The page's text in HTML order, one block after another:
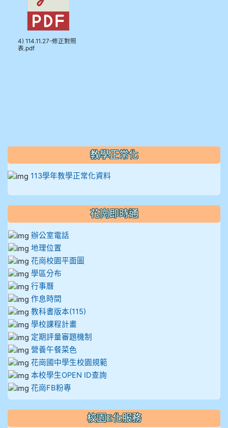
914王苡澄
4) 114.11.27-修正對照
表.pdf
教學正常化
113學年教學正常化資料
花崗即時通
辦公室電話
地理位置
花崗校園平面圖
學區分布
行事曆
作息時間
教科書版本(115)
學校課程計畫
定期評量審題機制
營養午餐菜色
花崗國中學生校園規範
本校學生OPEN ID查詢
花崗FB粉專
校園E化服務